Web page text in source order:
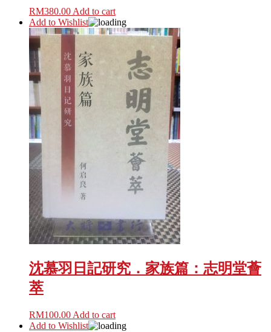
RM380.00Add to cart
Add to Wishlist
沈慕羽日記研究．家族篇：志明堂薈
萃
RM100.00 Add to cart
Add to Wishlist